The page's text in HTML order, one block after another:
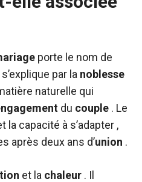
porte le nom de
par la noblesse
naturelle qui
du couple . Le
la capacité à s’adapter ,
après deux ans d’union .
et la chaleur . Il